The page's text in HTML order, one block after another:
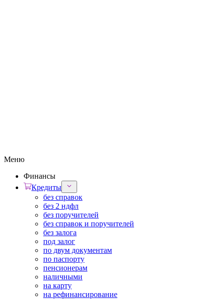
Меню
Финансы
Кредиты
без справок
без 2 ндфл
без поручителей
без справок и поручителей
без залога
под залог
по двум документам
по паспорту
пенсионерам
наличными
на карту
на рефинансирование